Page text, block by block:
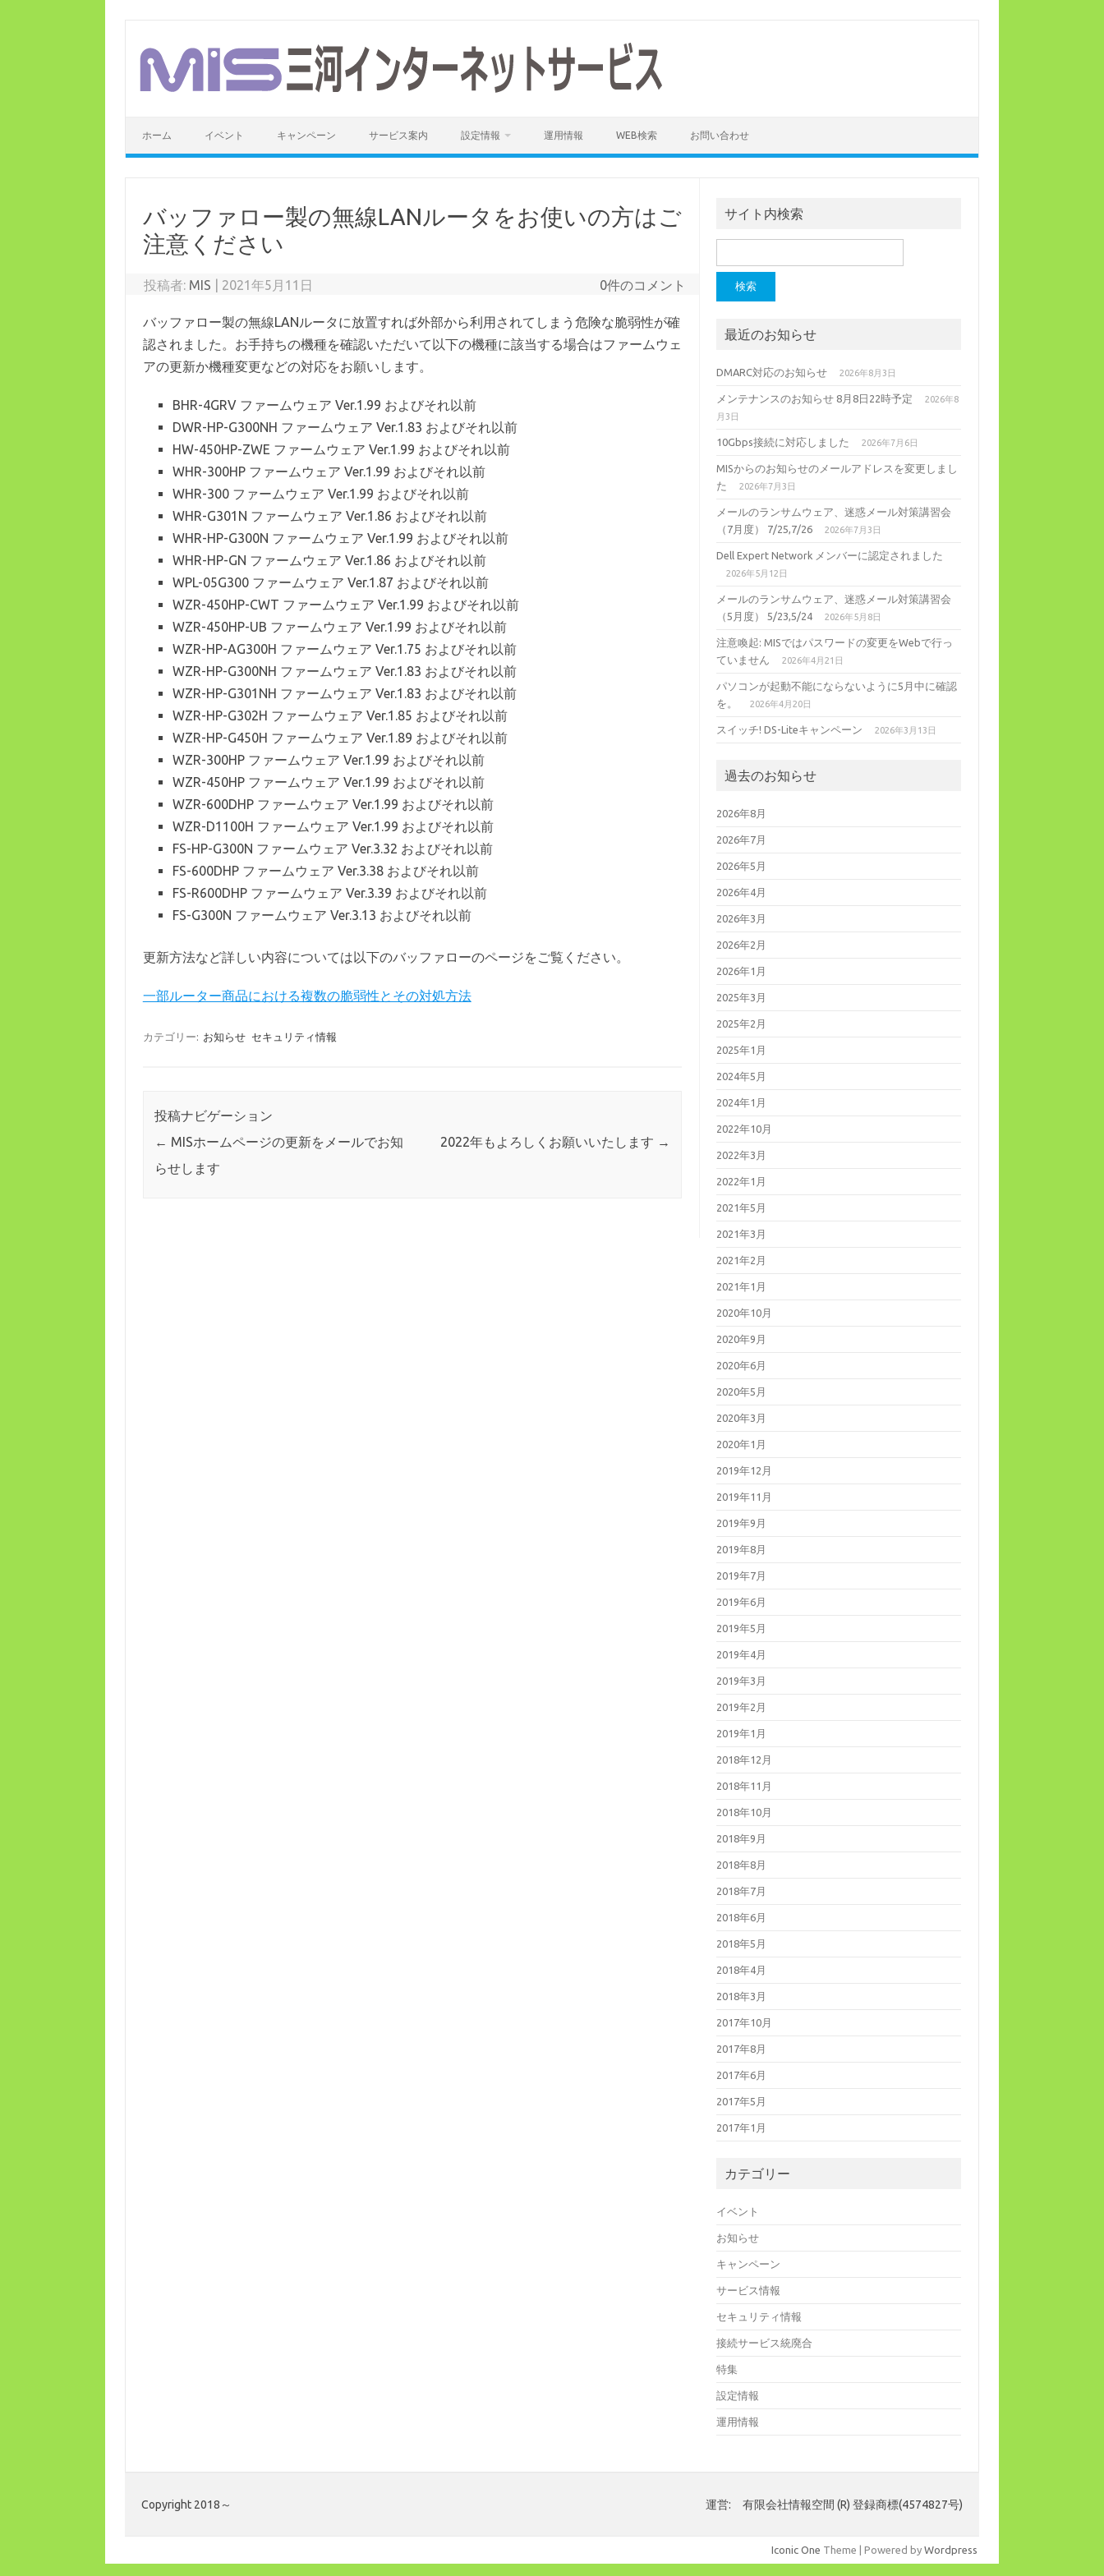
ホーム イベント キャンペーン サービス案内 設定情報 運用情報 WEB検索 お問い合わせ
バッファロー製の無線LANルータをお使いの方はご
注意ください
投稿者: MIS 2021年5月11日 0件のコメント
バッファロー製の無線LANルータに放置すれば外部から利用されてしまう危険な脆弱性が確
認されました。お手持ちの機種を確認いただいて以下の機種に該当する場合はファームウェ
アの更新か機種変更などの対応をお願いします。
BHR-4GRV ファームウェア Ver.1.99 およびそれ以前
DWR-HP-G300NH ファームウェア Ver.1.83 およびそれ以前
HW-450HP-ZWE ファームウェア Ver.1.99 およびそれ以前
WHR-300HP ファームウェア Ver.1.99 およびそれ以前
WHR-300 ファームウェア Ver.1.99 およびそれ以前
WHR-G301N ファームウェア Ver.1.86 およびそれ以前
WHR-HP-G300N ファームウェア Ver.1.99 およびそれ以前
WHR-HP-GN ファームウェア Ver.1.86 およびそれ以前
WPL-05G300 ファームウェア Ver.1.87 およびそれ以前
WZR-450HP-CWT ファームウェア Ver.1.99 およびそれ以前
WZR-450HP-UB ファームウェア Ver.1.99 およびそれ以前
WZR-HP-AG300H ファームウェア Ver.1.75 およびそれ以前
WZR-HP-G300NH ファームウェア Ver.1.83 およびそれ以前
WZR-HP-G301NH ファームウェア Ver.1.83 およびそれ以前
WZR-HP-G302H ファームウェア Ver.1.85 およびそれ以前
WZR-HP-G450H ファームウェア Ver.1.89 およびそれ以前
WZR-300HP ファームウェア Ver.1.99 およびそれ以前
WZR-450HP ファームウェア Ver.1.99 およびそれ以前
WZR-600DHP ファームウェア Ver.1.99 およびそれ以前
WZR-D1100H ファームウェア Ver.1.99 およびそれ以前
FS-HP-G300N ファームウェア Ver.3.32 およびそれ以前
FS-600DHP ファームウェア Ver.3.38 およびそれ以前
FS-R600DHP ファームウェア Ver.3.39 およびそれ以前
FS-G300N ファームウェア Ver.3.13 およびそれ以前
更新方法など詳しい内容については以下のバッファローのページをご覧ください。
一部ルーター商品における複数の脆弱性とその対処方法
カテゴリー: お知らせ セキュリティ情報
投稿ナビゲーション
← MISホームページの更新をメールでお知
らせします
2022年もよろしくお願いいたします →
サイト内検索
索:
最近のお知らせ
DMARC対応のお知らせ 2026年8月3日
メンテナンスのお知らせ 8月8日22時予定
2026年8
月3日
10Gbps接続に対応しました 2026年7月6日
MISからのお知らせのメールアドレスを変更しまし
た
2026年7月3日
メールのランサムウェア、迷惑メール対策講習会
（7月度） 7/25,7/26
2026年7月3日
Dell Expert Network メンバーに認定されました
2026年5月12日
メールのランサムウェア、迷惑メール対策講習会
（5月度） 5/23,5/24
2026年5月8日
注意喚起: MISではパスワードの変更をWebで行っ
ていません
2026年4月21日
パソコンが起動不能にならないように5月中に確認
を。
2026年4月20日
スイッチ! DS-Liteキャンペーン 2026年3月13日
過去のお知らせ
2026年8月
2026年7月
2026年5月
2026年4月
2026年3月
2026年2月
2026年1月
2025年3月
2025年2月
2025年1月
2024年5月
2024年1月
2022年10月
2022年3月
2022年1月
2021年5月
2021年3月
2021年2月
2021年1月
2020年10月
2020年9月
2020年6月
2020年5月
2020年3月
2020年1月
2019年12月
2019年11月
2019年9月
2019年8月
2019年7月
2019年6月
2019年5月
2019年4月
2019年3月
2019年2月
2019年1月
2018年12月
2018年11月
2018年10月
2018年9月
2018年8月
2018年7月
2018年6月
2018年5月
2018年4月
2018年3月
2017年10月
2017年8月
2017年6月
2017年5月
2017年1月
カテゴリー
イベント
お知らせ
キャンペーン
サービス情報
セキュリティ情報
接続サービス統廃合
特集
設定情報
運用情報
Copyright 2018～ 運営: 有限会社情報空間 (R) 登録商標(4574827号)
Iconic One Theme | Powered by Wordpress